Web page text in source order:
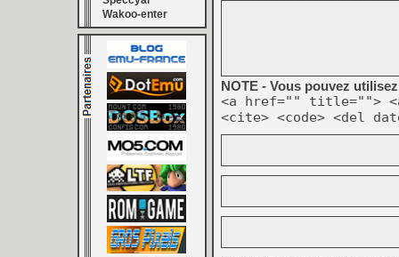
Wakoo-enter
NOTE - Vous pouvez
<a href="" title="">
<cite> <code> <del